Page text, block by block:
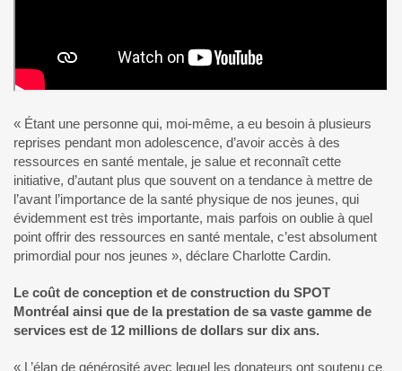
« Étant une personne qui, moi-même, a eu besoin à plusieurs
reprises pendant mon adolescence, d’avoir accès à des
ressources en santé mentale, je salue et reconnaît cette
initiative, d’autant plus que souvent on a tendance à mettre de
l’avant l’importance de la santé physique de nos jeunes, qui
évidemment est très importante, mais parfois on oublie à quel
point offrir des ressources en santé mentale, c’est absolument
primordial pour nos jeunes », déclare Charlotte Cardin.
Le coût de conception et de construction du SPOT
Montréal ainsi que de la prestation de sa vaste gamme de
services est de 12 millions de dollars sur dix ans.
« L’élan de générosité avec lequel les donateurs ont soutenu ce